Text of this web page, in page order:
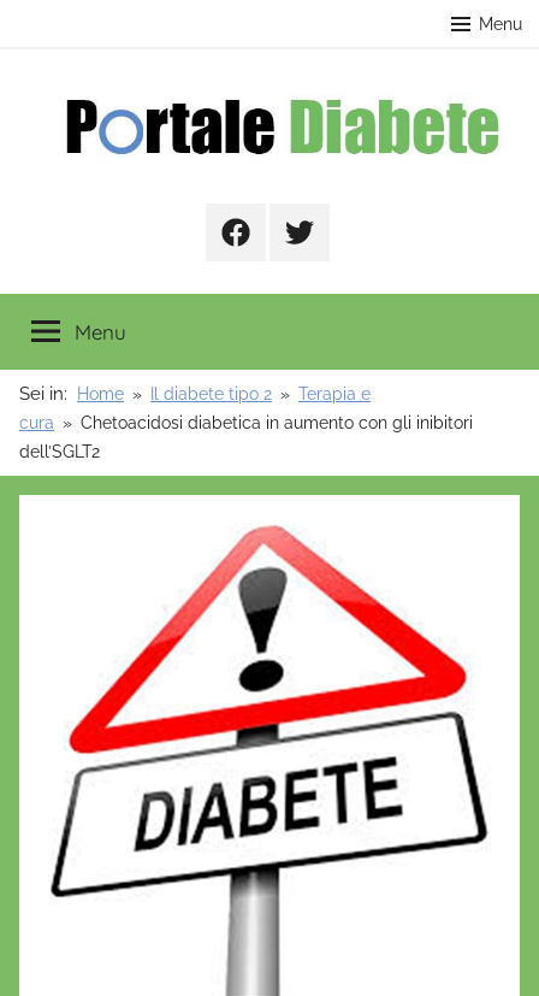
Menu
FacebookTwitter
Menu
Sei in: Home Il diabete tipo 2
Terapia e
cura
Chetoacidosi diabetica in aumento con gli inibitori
dell’SGLT2